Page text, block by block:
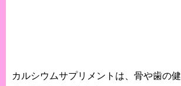
カルシウムサプリメントは、骨や歯の健